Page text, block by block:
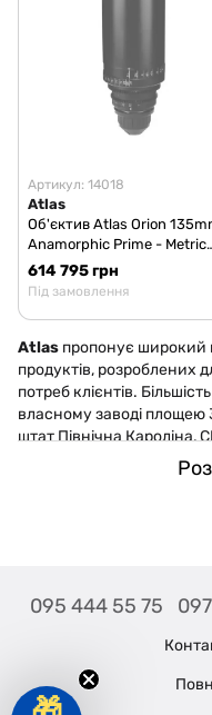
Артикул: 14018
Atlas
Об'єктив Atlas Orion
Anamorphic Prime - Metric
scale
614 795 грн
Під замовлення
Atlas пропонує широкий
продуктів, розроблених
потреб клієнтів.
власному заводі площею
штат Північна Кароліна,
:
забезпечує
відправку.
Швидке виконання
реалізовувати
095 444 55 75